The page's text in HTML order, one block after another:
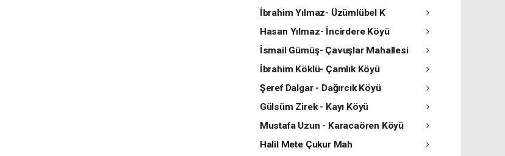
İbrahim Yılmaz- Üzümlübel K
Hasan Yılmaz- İncirdere Köyü
İsmail Gümüş- Çavuşlar Mahallesi
İbrahim Köklü- Çamlık Köyü
Şeref Dalgar - Dağırcık Köyü
Gülsüm Zirek - Kayı Köyü
Mustafa Uzun - Karacaören Köyü
Halil Mete Çukur Mah